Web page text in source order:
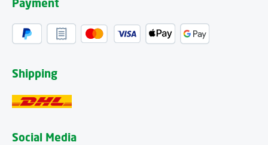
Payment
Shipping
Social Media